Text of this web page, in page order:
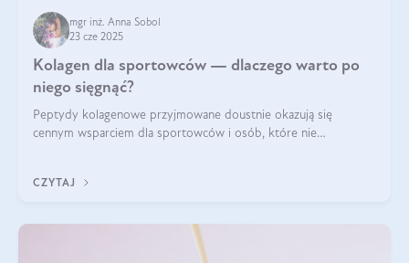
mgr inż. Anna Sobol
23 cze 2025
Kolagen dla sportowców — dlaczego warto po
niego sięgnąć?
Peptydy kolagenowe przyjmowane doustnie okazują się
cennym wsparciem dla sportowców i osób, które nie
CZYTAJ